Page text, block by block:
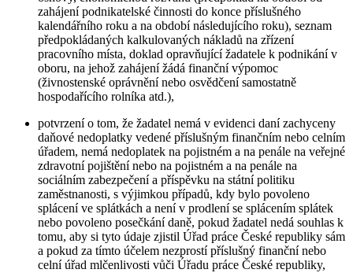
zahájení podnikatelské činnosti do konce příslušného
kalendářního roku a na období následujícího roku), seznam
předpokládaných kalkulovaných nákladů na zřízení
pracovního místa, doklad opravňující žadatele k podnikání v
oboru, na jehož zahájení žádá finanční výpomoc
(živnostenské oprávnění nebo osvědčení samostatně
hospodařícího rolníka atd.),
potvrzení o tom, že žadatel nemá v evidenci daní zachyceny
daňové nedoplatky vedené příslušným finančním nebo celním
úřadem, nemá nedoplatek na pojistném a na penále na veřejné
zdravotní pojištění nebo na pojistném a na penále na
sociálním zabezpečení a příspěvku na státní politiku
zaměstnanosti, s výjimkou případů, kdy bylo povoleno
splácení ve splátkách a není v prodlení se splácením splátek
nebo povoleno posečkání daně, pokud žadatel nedá souhlas k
tomu, aby si tyto údaje zjistil Úřad práce České republiky sám
a pokud za tímto účelem nezprostí příslušný finanční nebo
celní úřad mlčenlivosti vůči Úřadu práce České republiky,